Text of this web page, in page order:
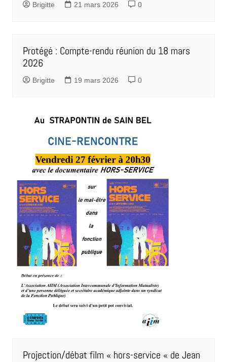
Brigitte 21 mars 2026 0
Protégé : Compte-rendu réunion du 18 mars
2026
Brigitte 19 mars 2026 0
Projection/débat film « hors-service « de Jean